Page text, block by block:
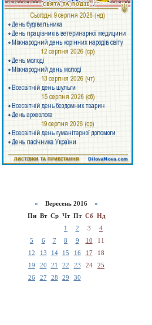
« Вересень 2016 »
Пн Вт Ср Чт Пт Сб Нд
1
2 3
4
5
6 7 8 9 10
11
12
13 14 15 16 17
18
19
20 21 22 23 24
25
26
27 28 29 30